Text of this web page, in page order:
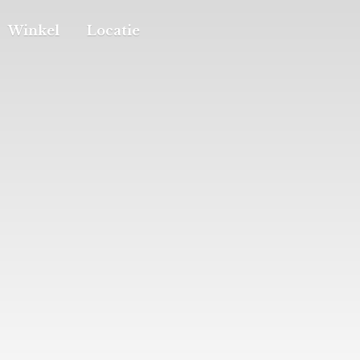
Winkel Locatie